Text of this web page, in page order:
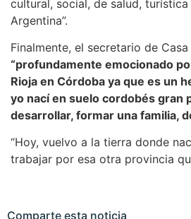
cultural, social, de salud,
Argentina”.
Finalmente, el secretario de
“profundamente emocionado
Rioja en Córdoba ya que es un
yo nací en suelo cordobés gran
desarrollar, formar una familia,
“Hoy, vuelvo a la tierra donde
trabajar por esa otra provincia
Comparte esta noticia